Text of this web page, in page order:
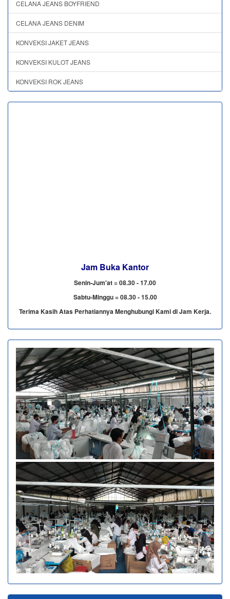
CELANA JEANS BOYFRIEND
CELANA JEANS DENIM
KONVEKSI JAKET JEANS
KONVEKSI KULOT JEANS
KONVEKSI ROK JEANS
Jam Buka Kantor
Senin-Jum'at = 08.30 - 17.00
Sabtu-Minggu = 08.30 - 15.00
Terima Kasih Atas Perhatiannya Menghubungi Kami di Jam Kerja.